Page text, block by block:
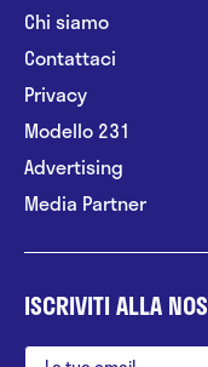
Chi siamo
Contattaci
Privacy
Modello 231
Advertising
Media Partner
ISCRIVITI ALLA